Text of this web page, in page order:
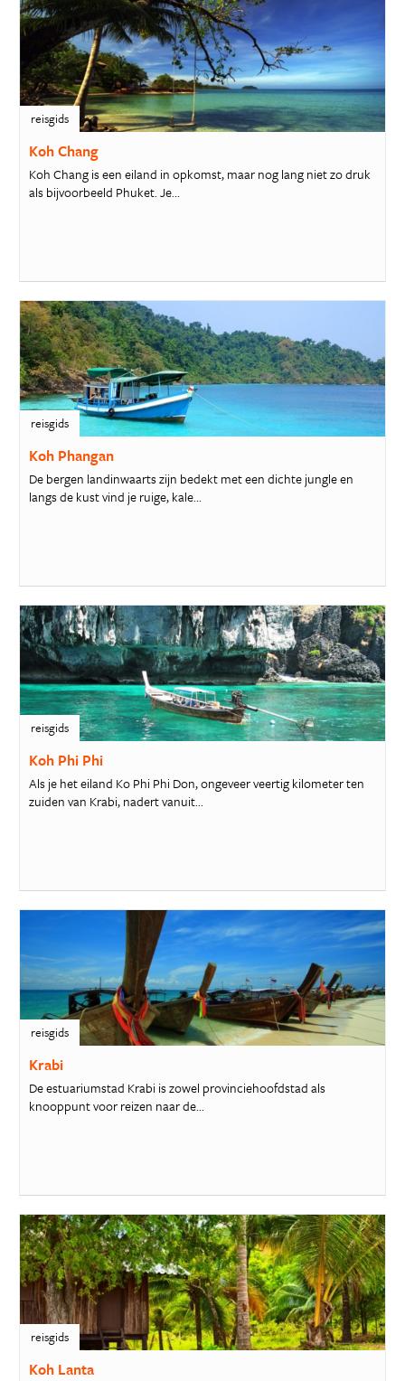
reisgids
Koh Chang
Koh Chang is een eiland in opkomst, maar nog lang niet zo druk
als bijvoorbeeld Phuket. Je...
reisgids
Koh Phangan
De bergen landinwaarts zijn bedekt met een dichte jungle en
langs de kust vind je ruige, kale...
reisgids
Koh Phi Phi
Als je het eiland Ko Phi Phi Don, ongeveer veertig kilometer ten
zuiden van Krabi, nadert vanuit...
reisgids
Krabi
De estuariumstad Krabi is zowel provinciehoofdstad als
knooppunt voor reizen naar de...
reisgids
Koh Lanta